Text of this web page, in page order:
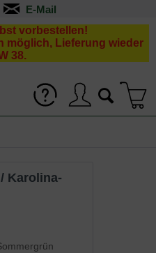
vorbestellen!
möglich, Lieferung wieder
38.